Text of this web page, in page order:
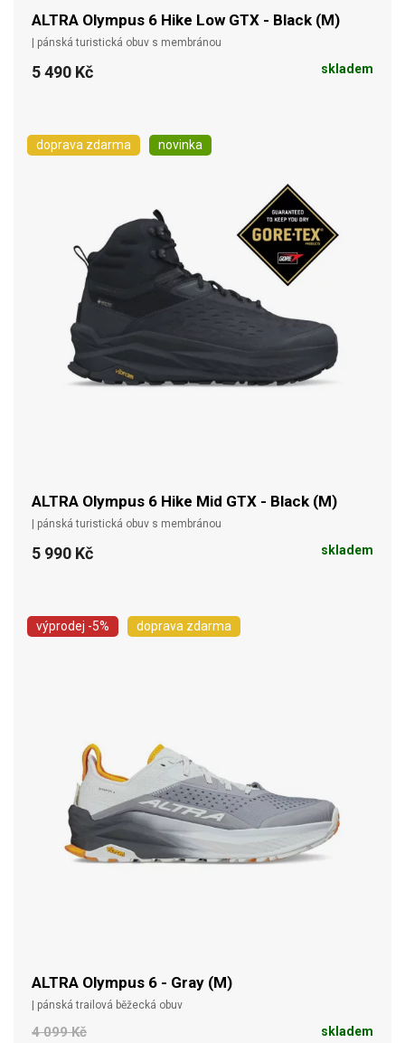
ALTRA Olympus 6 Hike Low GTX - Black (M)
| pánská turistická obuv s membránou
5 490 Kč skladem
doprava zdarma novinka
ALTRA Olympus 6 Hike Mid GTX - Black (M)
| pánská turistická obuv s membránou
5 990 Kč skladem
výprodej -5% doprava zdarma
ALTRA Olympus 6 - Gray (M)
| pánská trailová běžecká obuv
4 099 Kč skladem